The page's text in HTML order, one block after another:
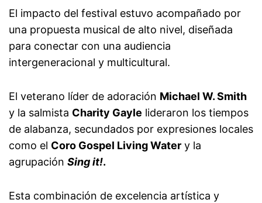
El impacto del festival estuvo acompañado por
una propuesta musical de alto nivel, diseñada
para conectar con una audiencia
intergeneracional y multicultural.
El veterano líder de adoración Michael W. Smith
y la salmista Charity Gayle lideraron los tiempos
de alabanza, secundados por expresiones locales
como el Coro Gospel Living Water y la
agrupación Sing it!.
Esta combinación de excelencia artística y